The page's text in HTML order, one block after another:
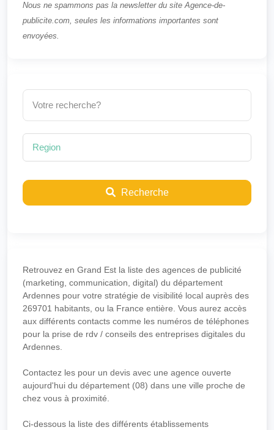
Nous ne spammons pas la newsletter du site Agence-de-
publicite.com, seules les informations importantes sont
envoyées.
Recherche
Retrouvez en Grand Est la liste des agences de publicité
(marketing, communication, digital) du département
Ardennes pour votre stratégie de visibilité local auprès des
269701 habitants, ou la France entière. Vous aurez accès
aux différents contacts comme les numéros de téléphones
pour la prise de rdv / conseils des entreprises digitales du
Ardennes.
Contactez les pour un devis avec une agence ouverte
aujourd'hui du département (08) dans une ville proche de
chez vous à proximité.
Ci-dessous la liste des différents établissements